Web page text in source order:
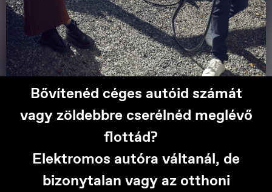
Bővítenéd céges autóid számát
vagy zöldebbre cserélnéd meglévő
flottád?
Elektromos autóra váltanál, de
bizonytalan vagy az otthoni